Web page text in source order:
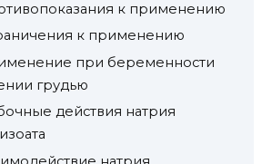
к применению
к применению
при беременности
грудью
действия натрия